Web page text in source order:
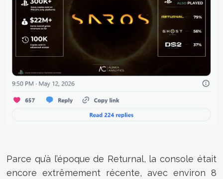
Parce qu’à l’époque de Returnal, la console était
encore extrêmement récente, avec environ 8